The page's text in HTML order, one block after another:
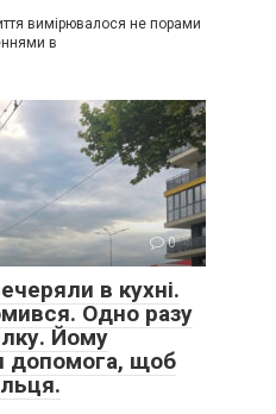
вимірювалося не порами
в
0
в кухні.
Одно разу
Йому
допомога, щоб